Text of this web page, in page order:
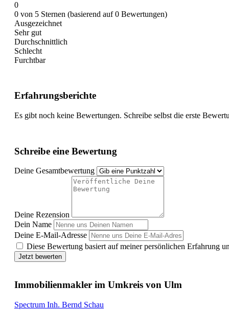
0
0 von 5 Sternen (basierend auf 0 Bewertungen)
Ausgezeichnet
Sehr gut
Durchschnittlich
Schlecht
Furchtbar
Erfahrungsberichte
Es gibt noch keine Bewertungen. Schreibe selbst die erste
Schreibe eine Bewertung
Deine Gesamtbewertung
Deine Rezension
Dein Name
Deine E-Mail-Adresse
Diese Bewertung basiert auf meiner persönlichen Erfahrung
Jetzt bewerten
Immobilienmakler im Umkreis von Ulm
Spectrum Inh. Bernd Schau